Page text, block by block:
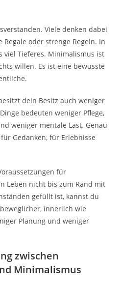
Viele denken dabei
oder strenge Regeln. In
viel Tieferes. Minimalismus ist
willen. Es ist eine bewusste
dein Besitz auch weniger
bedeuten weniger Pflege,
weniger mentale Last. Genau
Gedanken, für Erlebnisse
für
Leben nicht bis zum Rand mit
gefüllt ist, kannst du
innerlich wie
Planung und weniger
zwischen
Minimalismus